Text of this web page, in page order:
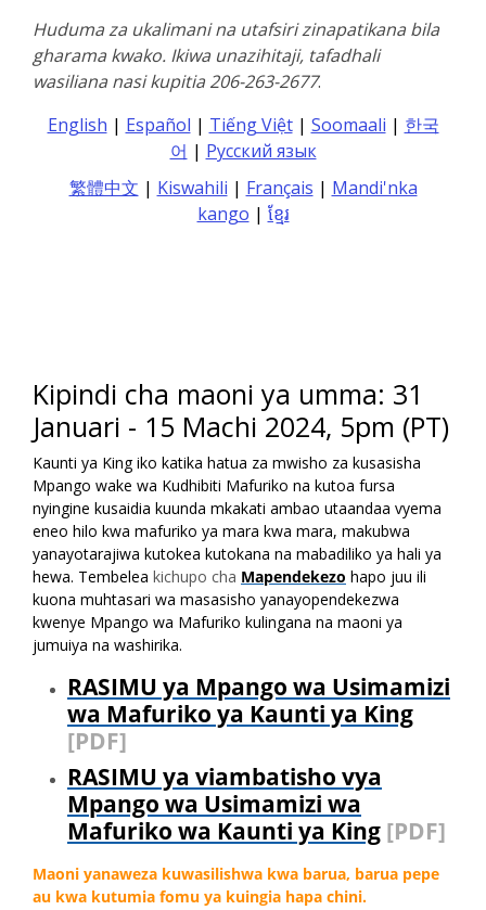
Huduma za ukalimani na utafsiri zinapatikana bila
gharama kwako. Ikiwa unazihitaji, tafadhali
wasiliana nasi kupitia 206-263-2677.
English | Español | Tiếng Việt | Soomaali | 한국
어 | Русский язык
繁體中文 | Kiswahili | Français | Mandi'nka
kango | ខ្មែរ
Kipindi cha maoni ya umma: 31
Januari - 15 Machi 2024, 5pm (PT)
Kaunti ya King iko katika hatua za mwisho za kusasisha
Mpango wake wa Kudhibiti Mafuriko na kutoa fursa
nyingine kusaidia kuunda mkakati ambao utaandaa vyema
eneo hilo kwa mafuriko ya mara kwa mara, makubwa
yanayotarajiwa kutokea kutokana na mabadiliko ya hali ya
hewa. Tembelea kichupo cha Mapendekezo hapo juu ili
kuona muhtasari wa masasisho yanayopendekezwa
kwenye Mpango wa Mafuriko kulingana na maoni ya
jumuiya na washirika.
RASIMU ya Mpango wa Usimamizi
wa Mafuriko ya Kaunti ya King
[PDF]
RASIMU ya viambatisho vya
Mpango wa Usimamizi wa
Mafuriko wa Kaunti ya King [PDF]
Maoni yanaweza kuwasilishwa kwa barua, barua pepe
au kwa kutumia fomu ya kuingia hapa chini.